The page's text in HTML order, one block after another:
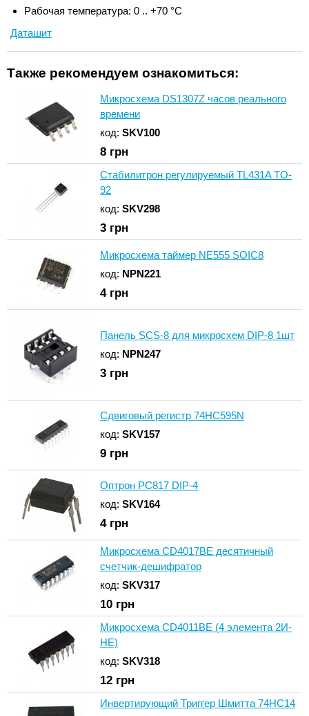
Рабочая температура: 0 .. +70 °С
Даташит
Также рекомендуем ознакомиться:
Микросхема DS1307Z часов реального
времени
код: SKV100
8 грн
Стабилитрон регулируемый TL431A TO-
92
код: SKV298
3 грн
Микросхема таймер NE555 SOIC8
код: NPN221
4грн
Панель SCS-8 для микросхем DIP-8 1шт
код: NPN247
3 грн
Сдвиговый регистр 74HC595N
код: SKV157
9 грн
Оптрон PC817 DIP-4
код: SKV164
4грн
Микросхема CD4017BE десятичный
счетчик-дешифратор
код: SKV317
10 грн
Микросхема CD4011BE (4 элемента 2И-
НЕ)
код: SKV318
12 грн
Инвертирующий Триггер Шмитта 74HC14